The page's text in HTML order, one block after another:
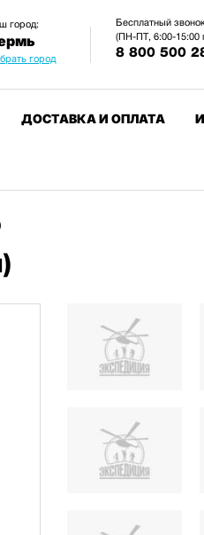
город:
город
Бесплатный
(ПН-ПТ, 6:00-15:00
8 800 500
ДОСТАВКА И ОПЛАТА